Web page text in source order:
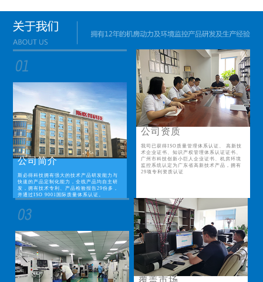
公司简介
斯必得科技拥有强大的技术产品研发能力与
快速的产品定制化能力，全线产品均自主研
发，拥有技术专利、产品检验报告29份多，
并通过ISO 9001国际质量体系认证。
公司资质
我司已获得ISO质量管理体系认证、 高新技
术企业证书、知识产权管理体系认证证书、
广州市科技创新小巨人企业证书、机房环境
监控系统认定为广东省高新技术产品，拥有
29项专利资质认证
覆盖市场